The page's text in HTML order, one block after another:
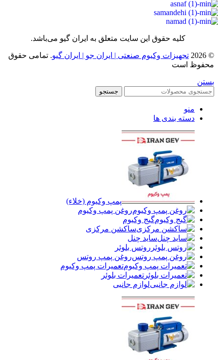
کلیه حقوق این سایت متعلق به ایران گیو می‌باشد.
© 2026 تجهیزات وکیوم صنعتی | ایران جو | ایران گیو. تمامی حقوق
محفوظ است
بستن
جستجو
منو
دسته بندی ها
پمپ وکیوم (خلاء)
روغن پمپ وکیوم
گیج وکیوم
ساکشن مرکزی
ساید چنل
روتس بلوئر
روغن پمپ روتس
تعمیرات پمپ وکیوم
تعمیرات بلوئر
لوازم جانبی